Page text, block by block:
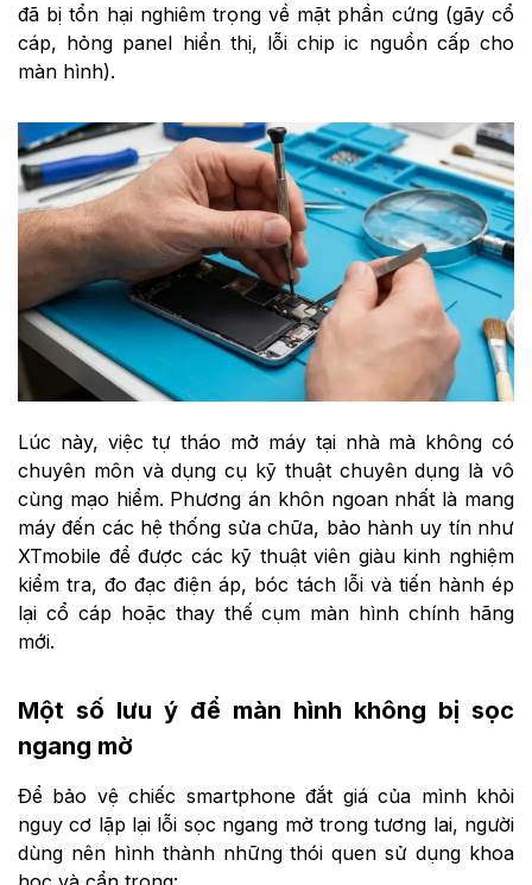
đã bị tổn hại nghiêm trọng về mặt phần cứng (gãy cổ
cáp, hỏng panel hiển thị, lỗi chip ic nguồn cấp cho
màn hình).
Lúc này, việc tự tháo mở máy tại nhà mà không có
chuyên môn và dụng cụ kỹ thuật chuyên dụng là vô
cùng mạo hiểm. Phương án khôn ngoan nhất là mang
máy đến các hệ thống sửa chữa, bảo hành uy tín như
XTmobile để được các kỹ thuật viên giàu kinh nghiệm
kiểm tra, đo đạc điện áp, bóc tách lỗi và tiến hành ép
lại cổ cáp hoặc thay thế cụm màn hình chính hãng
mới.
Một số lưu ý để màn hình không bị sọc
ngang mờ
Để bảo vệ chiếc smartphone đắt giá của mình khỏi
nguy cơ lặp lại lỗi sọc ngang mờ trong tương lai, người
dùng nên hình thành những thói quen sử dụng khoa